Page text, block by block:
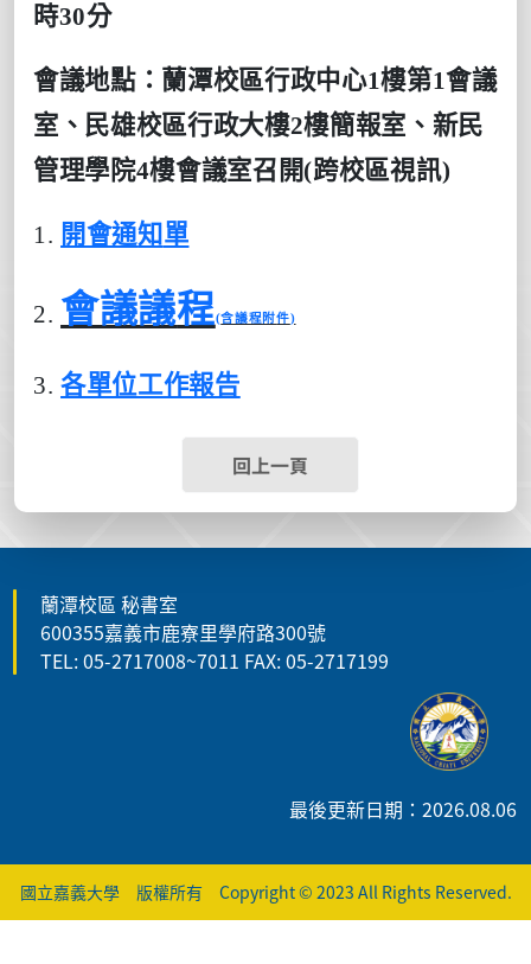
時30分
會議地點：蘭潭校區行政中心1樓第1會議
室、民雄校區行政大樓2樓簡報室、新民
管理學院4樓會議室召開(跨校區視訊)
1. 開會通知 單
2. 會議議程(含議程附件)
3. 各單位工作報告
回上一頁
蘭潭校區 秘書室
600355嘉義市鹿寮里學府路300號
TEL: 05-2717008~7011 FAX: 05-2717199
最後更新日期：2026.08.06
國立嘉義大學 版權所有 Copyright © 2023 All Rights Reserved.